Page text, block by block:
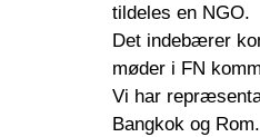
tildeles en NGO.
Det indebærer
møder i FN
Vi har
Bangkok og Rom.